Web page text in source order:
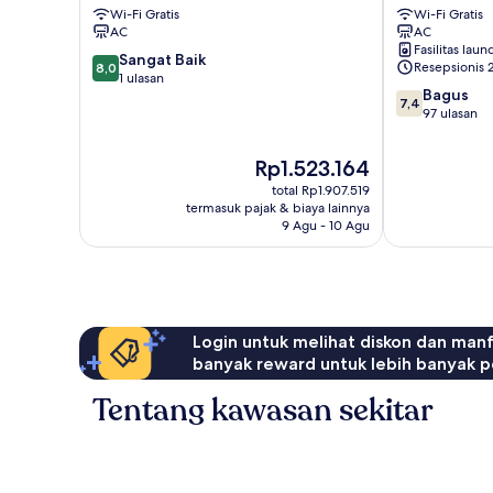
KulaiWi-Fi Gratis
AC
8.0
dari
8,0 Sangat Baik
1 ulasan
Harga
sekarang
Rp1.523.164
Rp1.523.164
total Rp1.907.519
termasuk pajak & biaya lainnya
9 Agu - 10 Agu
Central
District
Wi-Fi Gratis
AC
Fasilitas
Resepsionis
7.4
dari
7,4 Bagus
97 ulasan
Login untuk melihat diskon dan
banyak reward untuk lebih banyak
Tentang kawasan sekitar